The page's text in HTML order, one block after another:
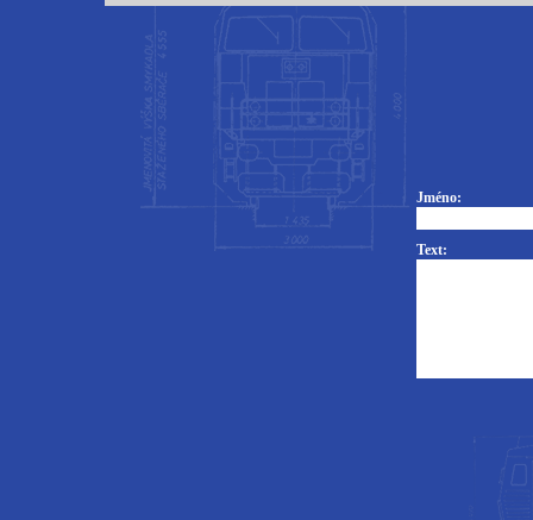
Jméno:
Text: